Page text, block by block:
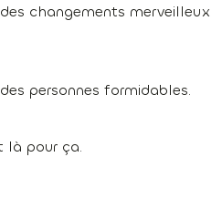
changements merveilleux
personnes formidables.
là pour ça.